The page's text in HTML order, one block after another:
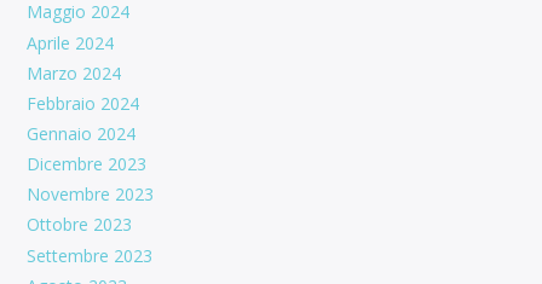
Maggio 2024
Aprile 2024
Marzo 2024
Febbraio 2024
Gennaio 2024
Dicembre 2023
Novembre 2023
Ottobre 2023
Settembre 2023